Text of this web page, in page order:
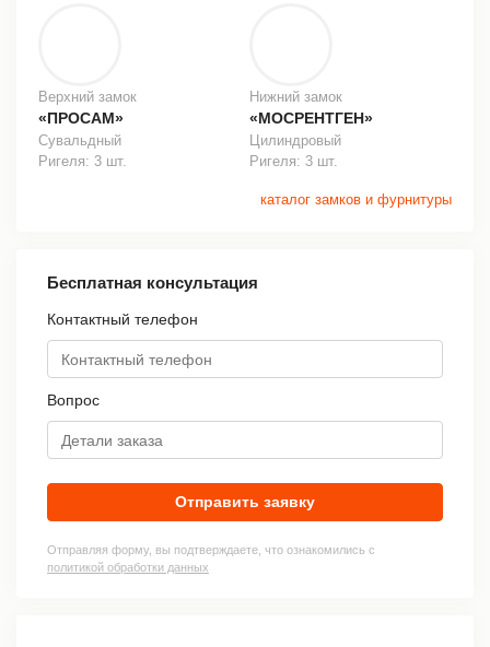
Верхний замок
«ПРОСАМ»
Сувальдный
Ригеля: 3 шт.
Нижний замок
«МОСРЕНТГЕН»
Цилиндровый
Ригеля: 3 шт.
каталог замков и фурнитуры
Бесплатная консультация
Контактный телефон
Вопрос
Отправить заявку
Отправляя форму, вы подтверждаете, что ознакомились с
политикой обработки данных